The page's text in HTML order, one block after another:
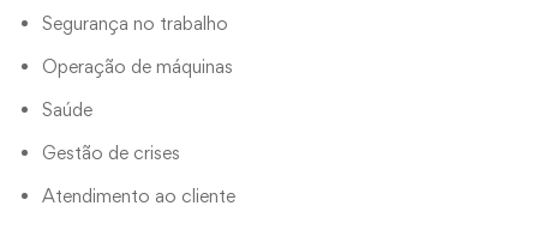
Segurança no trabalho
Operação de máquinas
Saúde
Gestão de crises
Atendimento ao cliente